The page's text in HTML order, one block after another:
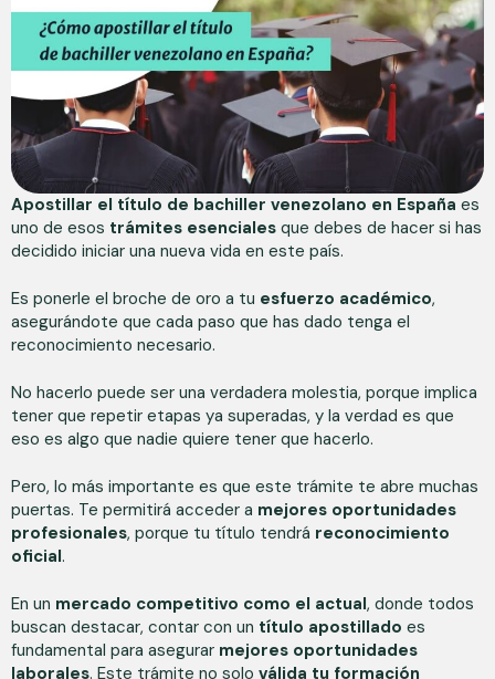
Apostillar el título de bachiller venezolano en España es
uno de esos trámites esenciales que debes de hacer si has
decidido iniciar una nueva vida en este país.
Es ponerle el broche de oro a tu esfuerzo académico,
asegurándote que cada paso que has dado tenga el
reconocimiento necesario.
No hacerlo puede ser una verdadera molestia, porque implica
tener que repetir etapas ya superadas, y la verdad es que
eso es algo que nadie quiere tener que hacerlo.
Pero, lo más importante es que este trámite te abre muchas
puertas. Te permitirá acceder a mejores oportunidades
profesionales, porque tu título tendrá reconocimiento
oficial.
En un mercado competitivo como el actual, donde todos
buscan destacar, contar con un título apostillado es
fundamental para asegurar mejores oportunidades
laborales. Este trámite no solo válida tu formación